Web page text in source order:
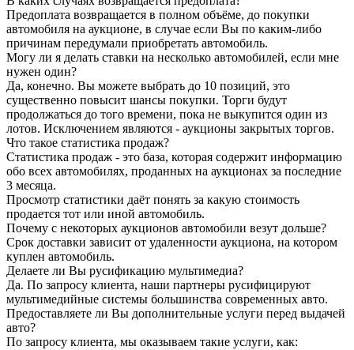
Предоплата возвращается в полном объёме, до покупки
автомобиля на аукционе, в случае если Вы по каким-либо
причинам передумали приобретать автомобиль.
Могу ли я делать ставки на несколько автомобилей, если мне
нужен один?
Да, конечно. Вы можете выбрать до 10 позиций, это
существенно повысит шансы покупки. Торги будут
продолжаться до того времени, пока не выкупится один из
лотов. Исключением являются - аукционы закрытых торгов.
Что такое статистика продаж?
Статистика продаж - это база, которая содержит информацию
обо всех автомобилях, проданных на аукционах за последние
3 месяца.
Просмотр статистики даёт понять за какую стоимость
продается тот или иной автомобиль.
Почему с некоторых аукционов автомобили везут дольше?
Срок доставки зависит от удаленности аукциона, на котором
куплен автомобиль.
Делаете ли Вы русификацию мультимедиа?
Да. По запросу клиента, наши партнеры русифицируют
мультимедийные системы большинства современных авто.
Предоставляете ли Вы дополнительные услуги перед выдачей
авто?
По запросу клиента, мы оказываем такие услуги, как: